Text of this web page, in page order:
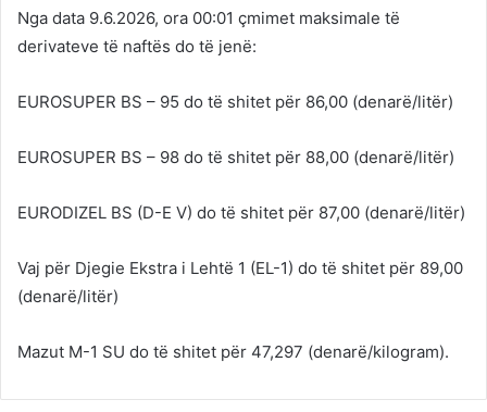
Nga data 9.6.2026, ora 00:01 çmimet maksimale të
derivateve të naftës do të jenë:
EUROSUPER BS – 95 do të shitet për 86,00 (denarë/litër)
EUROSUPER BS – 98 do të shitet për 88,00 (denarë/litër)
EURODIZEL BS (D-E V) do të shitet për 87,00 (denarë/litër)
Vaj për Djegie Ekstra i Lehtë 1 (EL-1) do të shitet për 89,00
(denarë/litër)
Mazut М-1 SU do të shitet për 47,297 (denarë/kilogram).